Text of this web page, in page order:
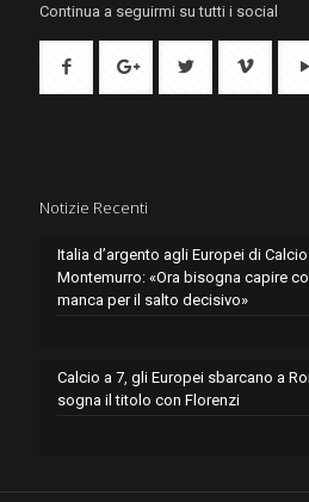
Continua a seguirmi su tutti i social
Notizie Recenti
Italia d’argento agli Europei di Calcio
Montemurro: «Ora bisogna capire
manca per il salto decisivo»
Calcio a 7, gli Europei sbarcano a
sogna il titolo con Florenzi